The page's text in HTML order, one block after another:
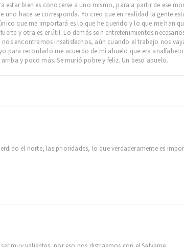
estar bien es conocerse a uno mismo, para a partir de ese
uno hace se corresponda. Yo creo que en realidad la gente
que me importará es lo que he querido y lo que me han
y otra es er útil. Lo demás son entretenimientos
encontramos insatisfechos, aún cuando el trabajo nos
para recordarlo me acuerdo de mi abuelo que era
y poco más. Se murió pobre y feliz. Un beso abuelo.
el norte, las prioridades, lo que verdaderamente es